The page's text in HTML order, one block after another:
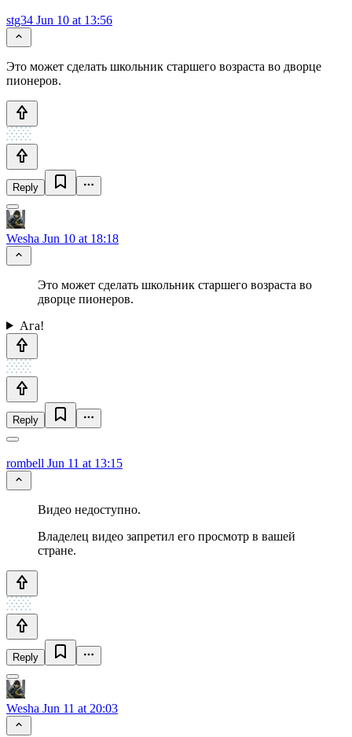
stg34 Jun 10 at 13:56
Это может сделать школьник старшего возраста во дворце
пионеров.
Reply
Wesha Jun 10 at 18:18
Это может сделать школьник старшего возраста во
дворце пионеров.
Ага!
Reply
rombell Jun 11 at 13:15
Видео недоступно.
Владелец видео запретил его просмотр в вашей
стране.
Reply
Wesha Jun 11 at 20:03